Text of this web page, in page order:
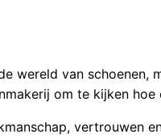
wereld van schoenen,
om te kijken hoe
vertrouwen